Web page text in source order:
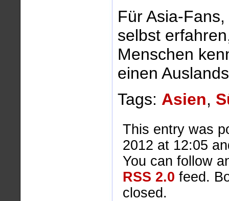
Für Asia-
selbst
Menschen
einen
Tags: Asien,
This entry was
2012 at 12:05
You can follow
RSS 2.0 feed.
closed.